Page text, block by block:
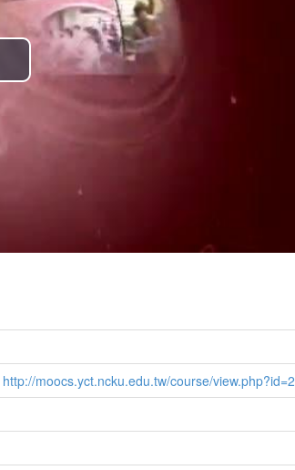
http://moocs.yct.ncku.edu.tw/course/view.php?id=2